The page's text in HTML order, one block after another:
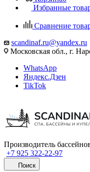
Избранные
Сравнение
scandinaf.ru@yandex.ru
Московская обл., г.
WhatsApp
Яндекс.Дзен
TikTok
Производитель
+7 925 322-22-97
Поиск